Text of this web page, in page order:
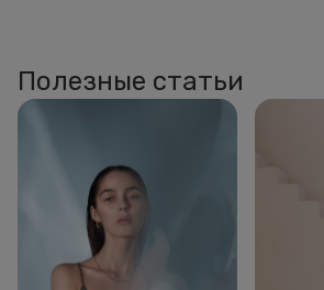
Полезные статьи